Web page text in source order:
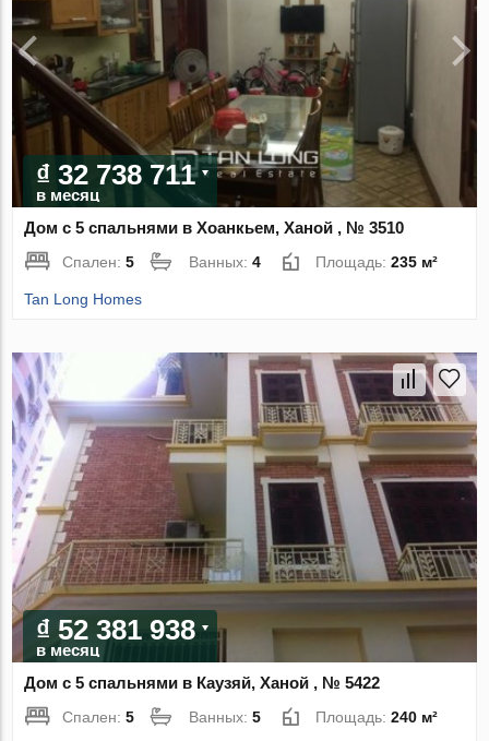
₫ 32 738 711
в месяц
Дом с 5 спальнями в Хоанкьем, Ханой , № 3510
Спален:5 Ванных:4 Площадь:235 м²
Tan Long Homes
₫ 52 381 938
в месяц
Дом с 5 спальнями в Каузяй, Ханой , № 5422
Спален:5 Ванных:5 Площадь:240 м²